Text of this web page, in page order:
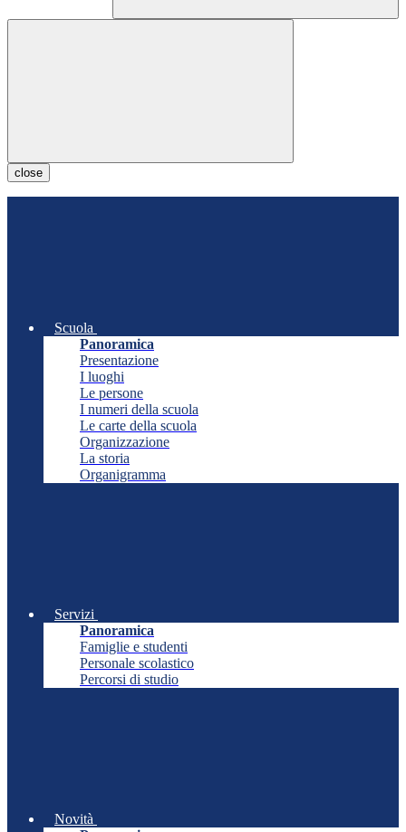
close
Scuola
Panoramica
Presentazione
I luoghi
Le persone
I numeri della scuola
Le carte della scuola
Organizzazione
La storia
Organigramma
Servizi
Panoramica
Famiglie e studenti
Personale scolastico
Percorsi di studio
Novità